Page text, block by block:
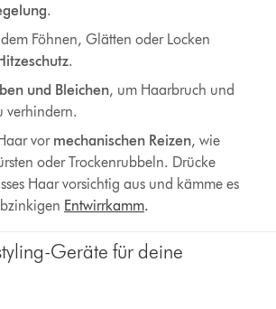
.
Föhnen, Glätten oder Locken
.
und Bleichen, um Haarbruch und
verhindern.
vor mechanischen Reizen, wie
oder Trockenrubbeln. Drücke
Haar vorsichtig aus und kämme es
Entwirrkamm.
Geräte für deine